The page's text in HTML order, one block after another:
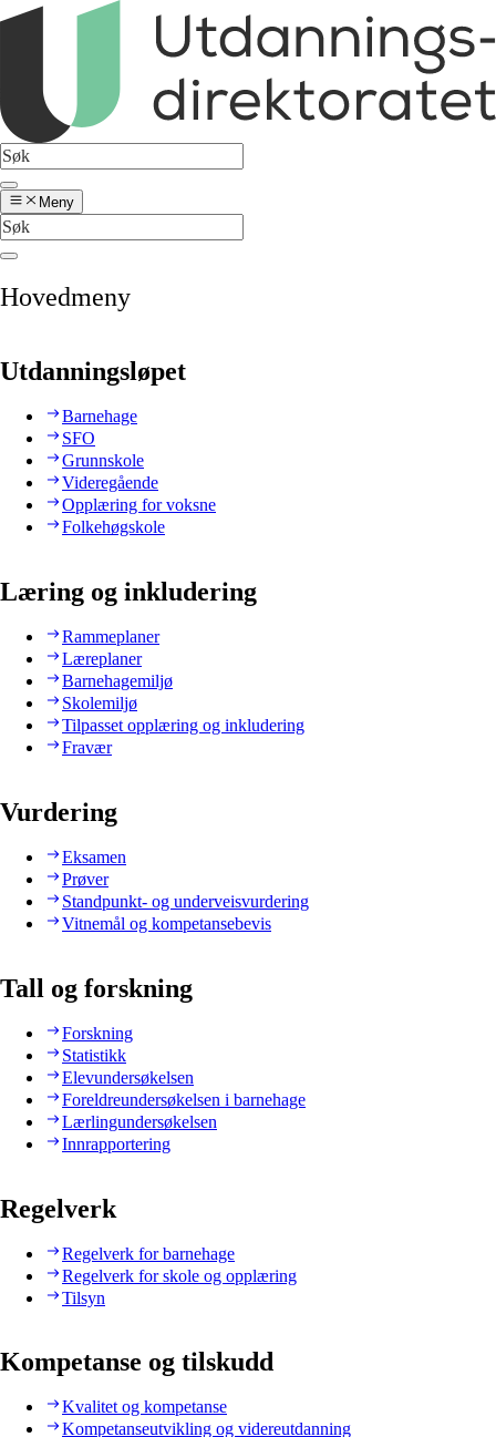
Meny
Hovedmeny
Utdanningsløpet
Barnehage
SFO
Grunnskole
Videregående
Opplæring for voksne
Folkehøgskole
Læring og inkludering
Rammeplaner
Læreplaner
Barnehagemiljø
Skolemiljø
Tilpasset opplæring og inkludering
Fravær
Vurdering
Eksamen
Prøver
Standpunkt- og underveisvurdering
Vitnemål og kompetansebevis
Tall og forskning
Forskning
Statistikk
Elevundersøkelsen
Foreldreundersøkelsen i barnehage
Lærlingundersøkelsen
Innrapportering
Regelverk
Regelverk for barnehage
Regelverk for skole og opplæring
Tilsyn
Kompetanse og tilskudd
Kvalitet og kompetanse
Kompetanseutvikling og videreutdanning